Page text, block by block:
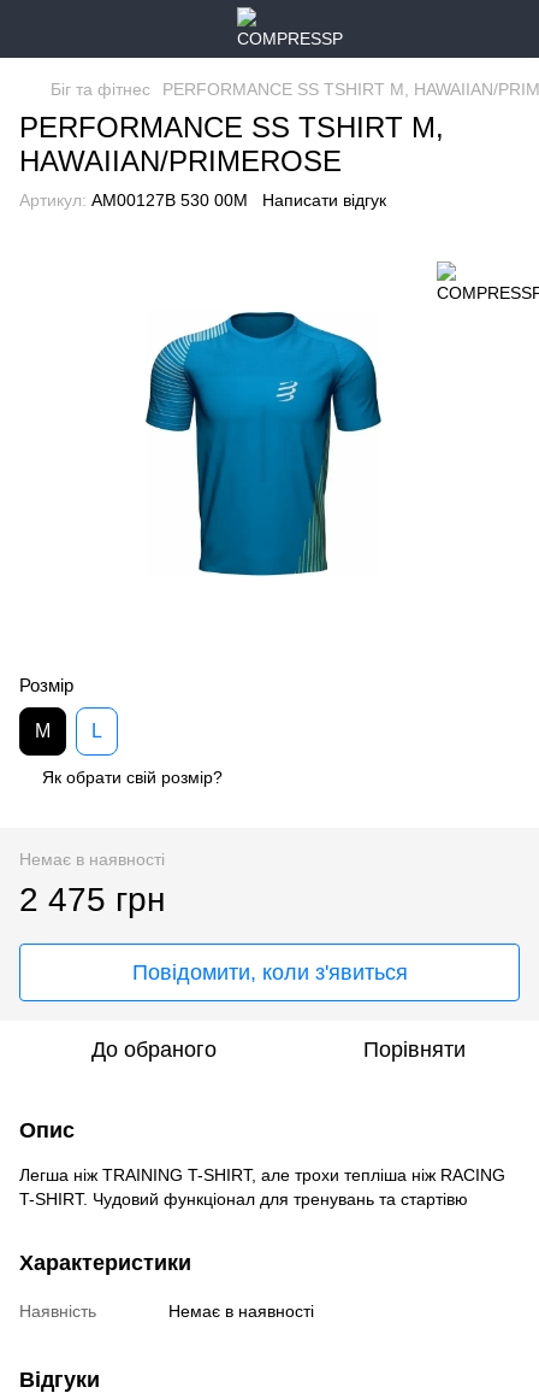
Біг та фітнес PERFORMANCE SS TSHIRT M, HAWAIIAN/
PERFORMANCE SS TSHIRT M,
HAWAIIAN/PRIMEROSE
Артикул: AM00127B 530 00M Написати відгук
Розмір
M L
Як обрати свій розмір?
Немає в наявності
2 475 грн
Повідомити, коли з'явиться
До обраного Порівняти
Опис
Легша ніж TRAINING T-SHIRT, але трохи тепліша ніж RACING
T-SHIRT. Чудовий функціонал для тренувань та стартівю
Характеристики
Наявність Немає в наявності
Відгуки